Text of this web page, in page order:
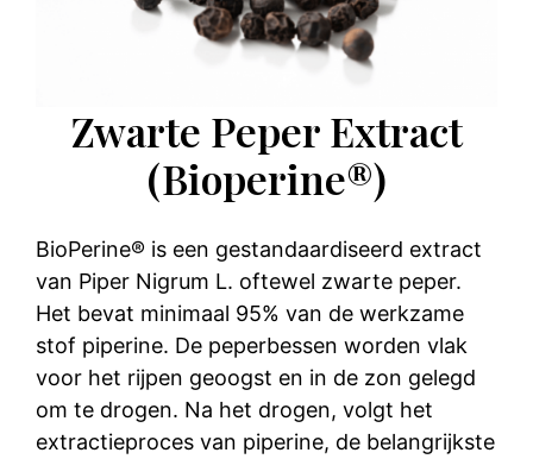
Zwarte Peper Extract
(Bioperine®)
BioPerine® is een gestandaardiseerd extract
van Piper Nigrum L. oftewel zwarte peper.
Het bevat minimaal 95% van de werkzame
stof piperine. De peperbessen worden vlak
voor het rijpen geoogst en in de zon gelegd
om te drogen. Na het drogen, volgt het
extractieproces van piperine, de belangrijkste